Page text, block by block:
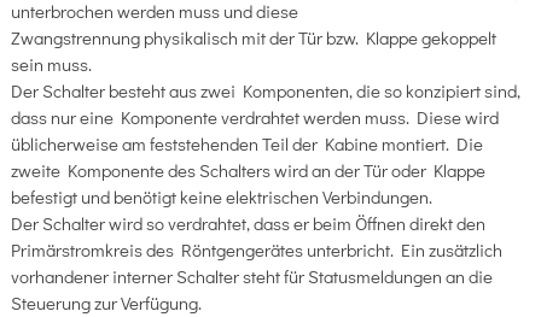
unterbrochen werden muss und diese
Zwangstrennung physikalisch mit der Tür bzw. Klappe gekoppelt
sein muss.
Der Schalter besteht aus zwei Komponenten, die so konzipiert sind,
dass nur eine Komponente verdrahtet werden muss. Diese wird
üblicherweise am feststehenden Teil der Kabine montiert. Die
zweite Komponente des Schalters wird an der Tür oder Klappe
befestigt und benötigt keine elektrischen Verbindungen.
Der Schalter wird so verdrahtet, dass er beim Öffnen direkt den
Primärstromkreis des Röntgengerätes unterbricht. Ein zusätzlich
vorhandener interner Schalter steht für Statusmeldungen an die
Steuerung zur Verfügung.